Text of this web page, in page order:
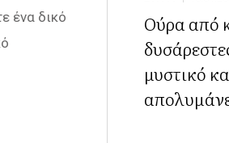
ένα δικό
Ούρα από
μυστικό